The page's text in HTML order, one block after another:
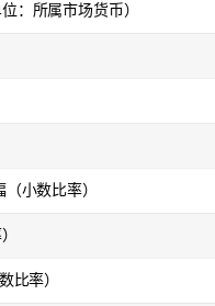
：所属市场货币）
小数比率）
比率）